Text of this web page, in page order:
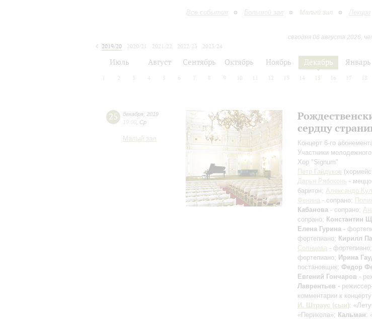
Все события Большой зал Малый зал Лекции
сегодня 06 августа 2026,
2019/20
2020/21 2021/22 2022/23
2023/24
Июль Август Сентябрь Октябрь Ноябрь Декабрь Январь
1 2 3 4 5 6 7 8 9 10 12 13 14 15 16 17 18
25 декабря 2019
19:00 Ср
Малый зал
сердцу
Концерт 6-го
Участники
Хор "Signum"
Пётр Гайдуков
Дарья Рябоконь -
баритон; Александр
Фенина - сопрано;
Кабанова - сопрано;
сопрано; Константин
Елена Гурина -
фортепиано; Кирилл
Солнцева - фортепиано;
фортепиано; Ирина
постановщик; Федор
Евгений Гончаров -
Лаврентьев -
комментарии к концерту
И. Штраус (сын):
«Перикола»; Кальман: